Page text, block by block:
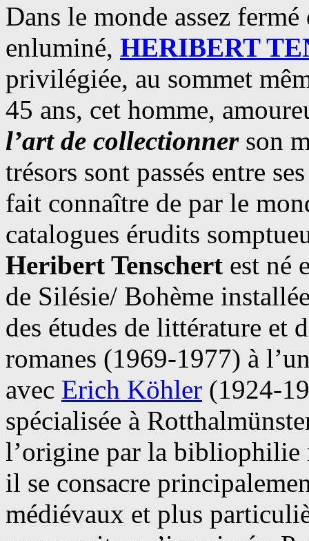
Dans le monde assez
enluminé, HERIBERT
privilégiée, au sommet
45 ans, cet homme,
l’art de collectionnerson
trésors sont passés entre
fait connaître de par le
catalogues érudits
Heribert Tenschert est né
de Silésie/ Bohème
des études de littérature et
romanes (1969-1977) à
avec Erich Köhler (1924-
spécialisée à
l’origine par la bibliophilie
il se consacre
médiévaux et plus